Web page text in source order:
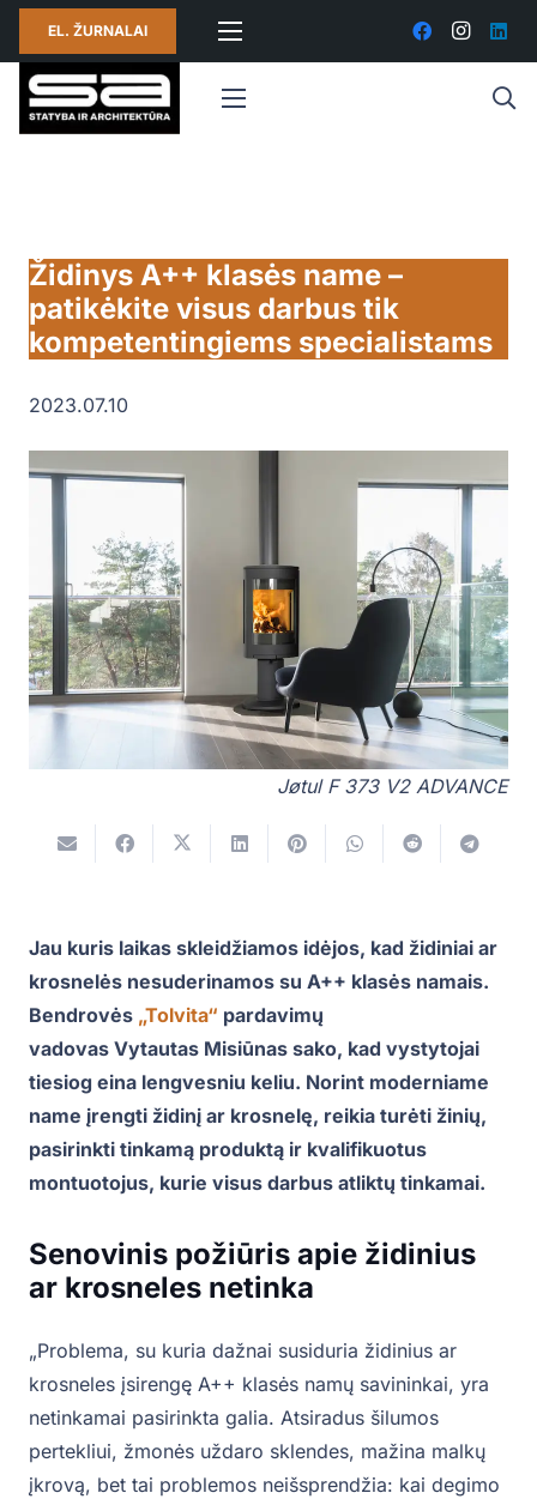
EL. ŽURNALAI
Židinys A++ klasės name –
patikėkite visus darbus tik
kompetentingiems specialistams
2023.07.10
Jøtul F 373 V2 ADVANCE
Jau kuris laikas skleidžiamos idėjos, kad židiniai ar
krosnelės nesuderinamos su A++ klasės namais.
Bendrovės „Tolvita“ pardavimų
vadovas Vytautas Misiūnas sako, kad vystytojai
tiesiog eina lengvesniu keliu. Norint moderniame
name įrengti židinį ar krosnelę, reikia turėti žinių,
pasirinkti tinkamą produktą ir kvalifikuotus
montuotojus, kurie visus darbus atliktų tinkamai.
Senovinis požiūris apie židinius
ar krosneles netinka
„Problema, su kuria dažnai susiduria židinius ar
krosneles įsirengę A++ klasės namų savininkai, yra
netinkamai pasirinkta galia. Atsiradus šilumos
pertekliui, žmonės uždaro sklendes, mažina malkų
įkrovą, bet tai problemos neišsprendžia: kai degimo